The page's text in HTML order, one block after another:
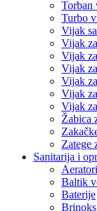
Torban
Turbo
Vijak
Vijak
Vijak
Vijak
Vijak
Vijak
Vijak
Žabica
Zatege
Sanitarija i
Baltik
Baterije